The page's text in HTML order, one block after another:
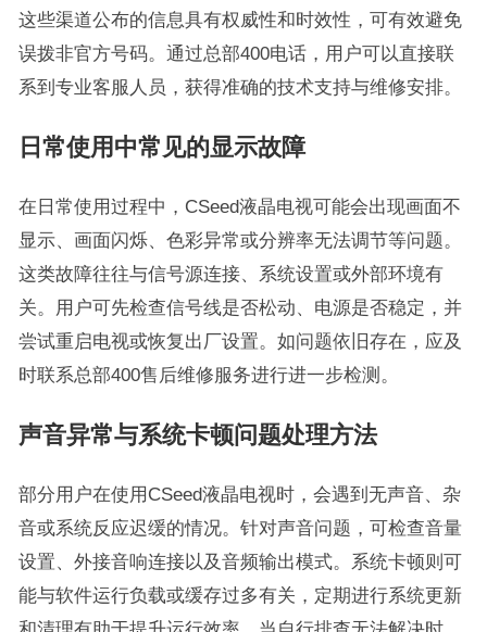
这些渠道公布的信息具有权威性和时效性，可有效避免
误拨非官方号码。通过总部400电话，用户可以直接联
系到专业客服人员，获得准确的技术支持与维修安排。
日常使用中常见的显示故障
在日常使用过程中，CSeed液晶电视可能会出现画面不
显示、画面闪烁、色彩异常或分辨率无法调节等问题。
这类故障往往与信号源连接、系统设置或外部环境有
关。用户可先检查信号线是否松动、电源是否稳定，并
尝试重启电视或恢复出厂设置。如问题依旧存在，应及
时联系总部400售后维修服务进行进一步检测。
声音异常与系统卡顿问题处理方法
部分用户在使用CSeed液晶电视时，会遇到无声音、杂
音或系统反应迟缓的情况。针对声音问题，可检查音量
设置、外接音响连接以及音频输出模式。系统卡顿则可
能与软件运行负载或缓存过多有关，定期进行系统更新